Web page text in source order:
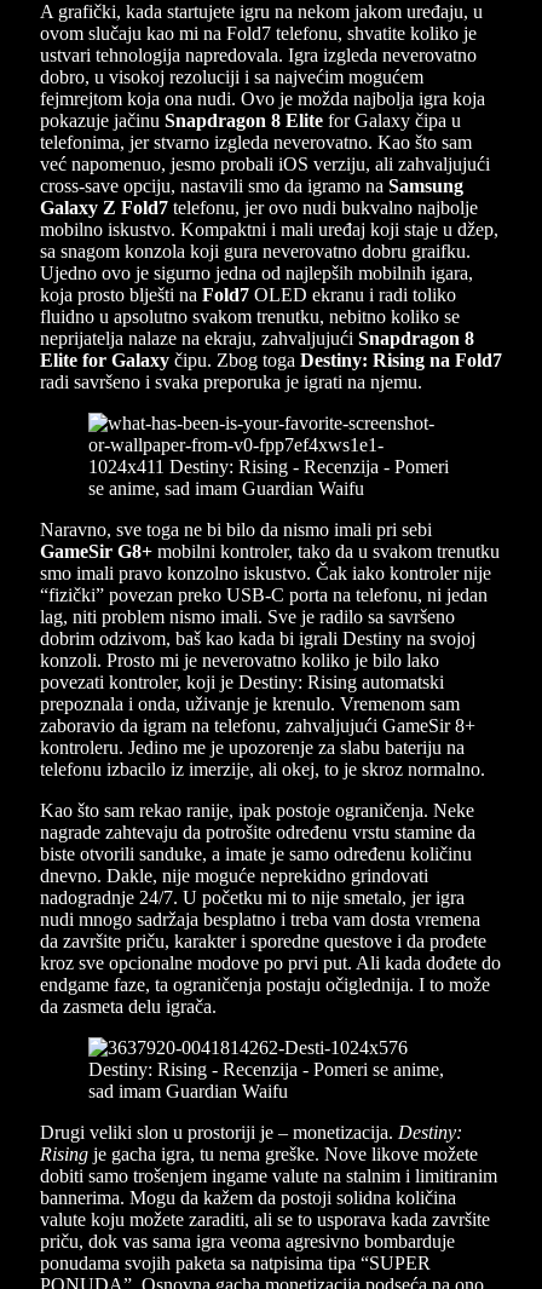
A grafički, kada startujete igru na nekom jakom uređaju, u
ovom slučaju kao mi na Fold7 telefonu, shvatite koliko je
ustvari tehnologija napredovala. Igra izgleda neverovatno
dobro, u visokoj rezoluciji i sa najvećim mogućem
fejmrejtom koja ona nudi. Ovo je možda najbolja igra koja
pokazuje jačinu Snapdragon 8 Elite for Galaxy čipa u
telefonima, jer stvarno izgleda neverovatno. Kao što sam
već napomenuo, jesmo probali iOS verziju, ali zahvaljujući
cross-save opciju, nastavili smo da igramo na Samsung
Galaxy Z Fold7 telefonu, jer ovo nudi bukvalno najbolje
mobilno iskustvo. Kompaktni i mali uređaj koji staje u džep,
sa snagom konzola koji gura neverovatno dobru graifku.
Ujedno ovo je sigurno jedna od najlepših mobilnih igara,
koja prosto blješti na Fold7 OLED ekranu i radi toliko
fluidno u apsolutno svakom trenutku, nebitno koliko se
neprijatelja nalaze na ekraju, zahvaljujući Snapdragon 8
Elite for Galaxy čipu. Zbog toga Destiny: Rising na Fold7
radi savršeno i svaka preporuka je igrati na njemu.
Naravno, sve toga ne bi bilo da nismo imali pri sebi
GameSir G8+ mobilni kontroler, tako da u svakom trenutku
smo imali pravo konzolno iskustvo. Čak iako kontroler nije
“fizički” povezan preko USB-C porta na telefonu, ni jedan
lag, niti problem nismo imali. Sve je radilo sa savršeno
dobrim odzivom, baš kao kada bi igrali Destiny na svojoj
konzoli. Prosto mi je neverovatno koliko je bilo lako
povezati kontroler, koji je Destiny: Rising automatski
prepoznala i onda, uživanje je krenulo. Vremenom sam
zaboravio da igram na telefonu, zahvaljujući GameSir 8+
kontroleru. Jedino me je upozorenje za slabu bateriju na
telefonu izbacilo iz imerzije, ali okej, to je skroz normalno.
Kao što sam rekao ranije, ipak postoje ograničenja. Neke
nagrade zahtevaju da potrošite određenu vrstu stamine da
biste otvorili sanduke, a imate je samo određenu količinu
dnevno. Dakle, nije moguće neprekidno grindovati
nadogradnje 24/7. U početku mi to nije smetalo, jer igra
nudi mnogo sadržaja besplatno i treba vam dosta vremena
da završite priču, karakter i sporedne questove i da prođete
kroz sve opcionalne modove po prvi put. Ali kada dođete do
endgame faze, ta ograničenja postaju očiglednija. I to može
da zasmeta delu igrača.
Drugi veliki slon u prostoriji je – monetizacija. Destiny:
Rising je gacha igra, tu nema greške. Nove likove možete
dobiti samo trošenjem ingame valute na stalnim i limitiranim
bannerima. Mogu da kažem da postoji solidna količina
valute koju možete zaraditi, ali se to usporava kada završite
priču, dok vas sama igra veoma agresivno bombarduje
ponudama svojih paketa sa natpisima tipa “SUPER